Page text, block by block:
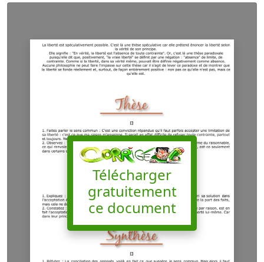
Télécharger
gratuitement
ce document